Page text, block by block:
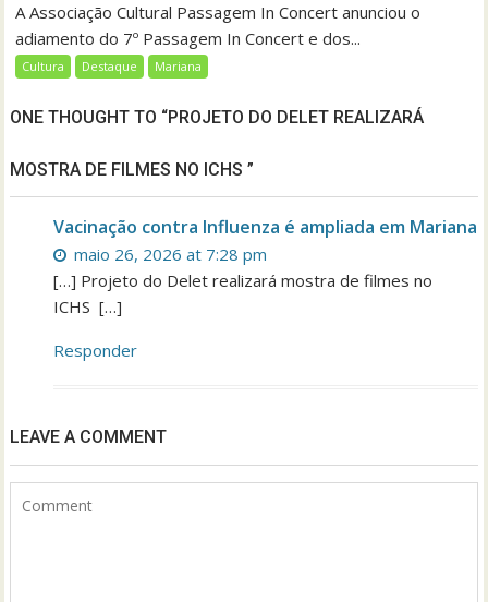
A Associação Cultural Passagem In Concert anunciou o
adiamento do 7º Passagem In Concert e dos...
Cultura Destaque Mariana
ONE THOUGHT TO “PROJETO DO DELET REALIZARÁ
MOSTRA DE FILMES NO ICHS ”
Vacinação contra Influenza é ampliada em Mariana
maio 26, 2026 at 7:28 pm
[…] Projeto do Delet realizará mostra de filmes no
ICHS […]
Responder
LEAVE A COMMENT